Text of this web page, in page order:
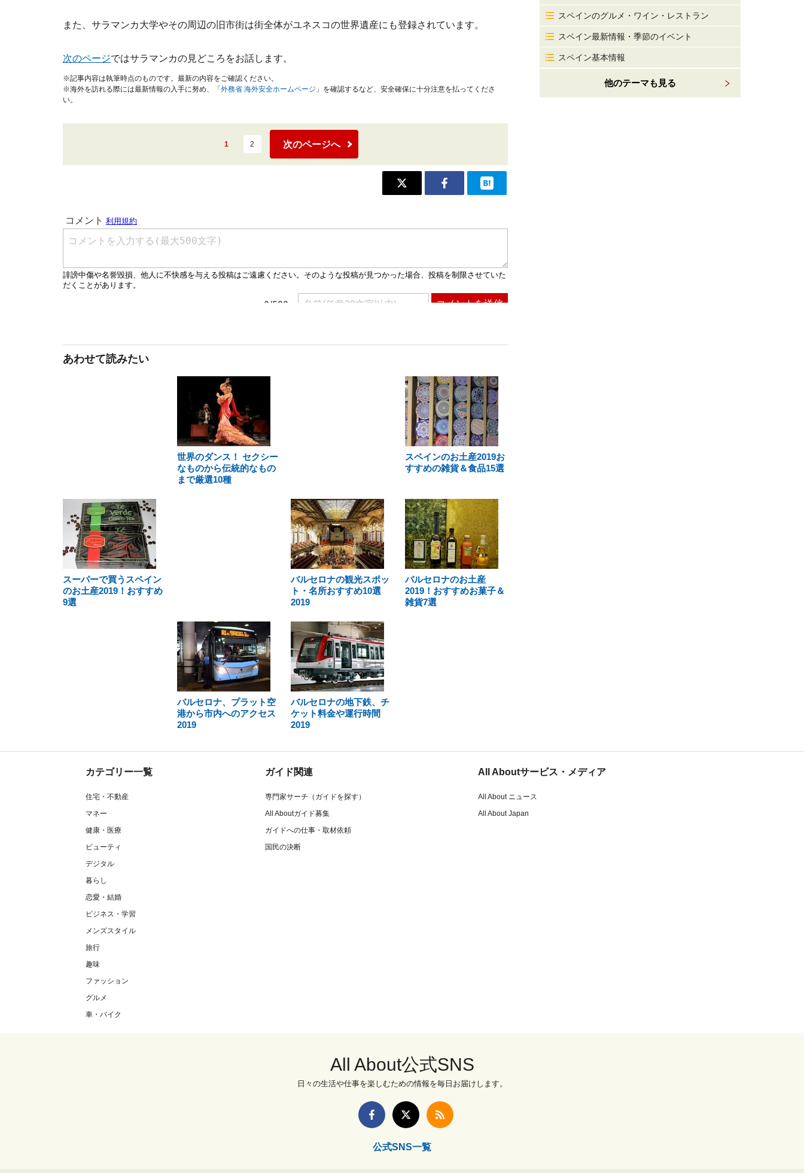
また、サラマンカ大学やその周辺の旧市街は街全体がユネスコの世界遺産にも登録されています。
次のページではサラマンカの見どころをお話します。
※記事内容は執筆時点のものです。最新の内容をご確認ください。
※海外を訪れる際には最新情報の入手に努め、「 外務省 海外安全ホームページ 」を確認するなど、安全確保に十分注意を払ってくださ
い。
1 2 次のページへ
あわせて読みたい
世界のダンス！ セクシー
なものから伝統的なもの
まで厳選10種
スペインのお土産2019お
すすめの雑貨＆食品15選
スーパーで買うスペイン
のお土産2019！おすすめ
9選
バルセロナの観光スポッ
ト・名所おすすめ10選
2019
バルセロナのお土産
2019！おすすめお菓子＆
雑貨7選
バルセロナ、プラット空
港から市内へのアクセス
2019
バルセロナの地下鉄、チ
ケット料金や運行時間
2019
スペインのグルメ・ワイン・レストラン
スペイン最新情報・季節のイベント
スペイン基本情報
他のテーマも見る
カテゴリー一覧
住宅・不動産
マネー
健康・医療
ビューティ
デジタル
暮らし
恋愛・結婚
ビジネス・学習
メンズスタイル
旅行
趣味
ファッション
グルメ
車・バイク
ガイド関連
専門家サーチ（ガイドを探す）
All Aboutガイド募集
ガイドへの仕事・取材依頼
国民の決断
All Aboutサービス・メディア
All About ニュース
All About Japan
All About公式SNS
日々の生活や仕事を楽しむための情報を毎日お届けします。
公式SNS一覧